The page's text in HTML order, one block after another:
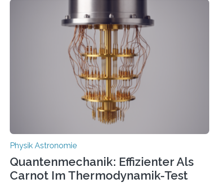
werden schnell weiterentwickelt. Dies ist der Alltag in
der Forschung der Quantentheorie, die dieses Jahr 100
Jahre alt geworden ist, weshalb die UNESCO 2025 zum
Internationalen Jahr der Quantenwissenschaft und -
technologie ausgerufen hat. Doch nun hat eine
internationale Forschungsgruppe um den
Physik Astronomie
Quantenmechanik: Effizienter Als
Carnot Im Thermodynamik-Test